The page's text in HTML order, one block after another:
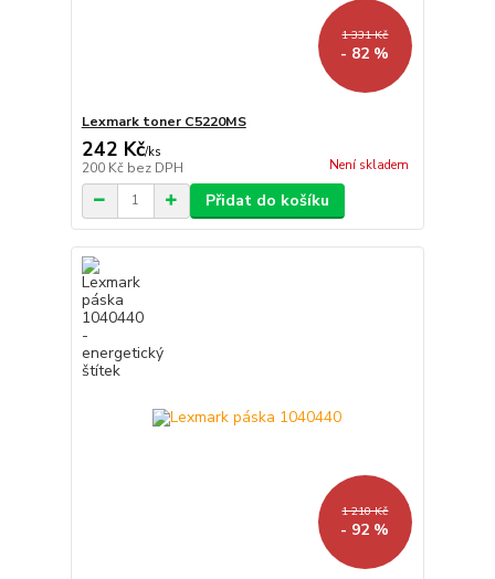
1 331 Kč
- 82 %
Lexmark toner C5220MS
242 Kč/ks
200 Kč bez DPH Není skladem
Přidat do košíku
1 210 Kč
- 92 %